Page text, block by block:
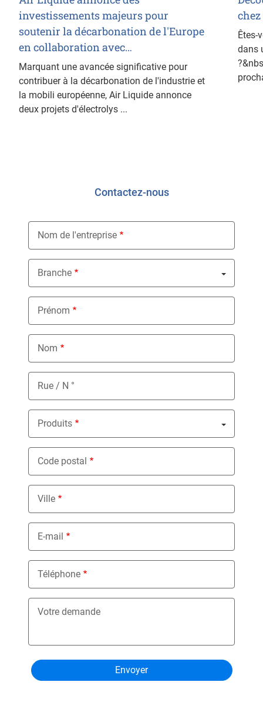
investissements majeurs pour
soutenir la décarbonation de l'Europe
en collaboration avec…
Marquant une avancée significative pour
contribuer à la décarbonation de l'industrie et
la mobili européenne, Air Liquide annonce
deux projets d'électrolys ...
Êtes-
dans
Contactez-nous
Nom de l'entreprise
Branche
Nothing selected
Prénom
Nom
Rue / N °
Produits
Nothing selected
Code postal
Ville
E-mail
Téléphone
Votre demande